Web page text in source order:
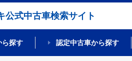
公式中古車検索サイト
ら探す 認定中古車から探す